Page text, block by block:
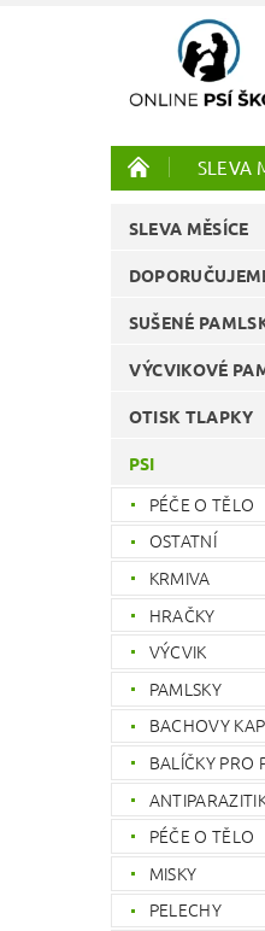
SLEVA
SLEVA MĚSÍCE
SUŠENÉ
VÝCVIKOVÉ
OTISK TLAPKY
PSI
PÉČE O TĚLO
OSTATNÍ
KRMIVA
HRAČKY
VÝCVIK
PAMLSKY
BACHOVY
BALÍČKY PRO
PÉČE O TĚLO
MISKY
PELECHY